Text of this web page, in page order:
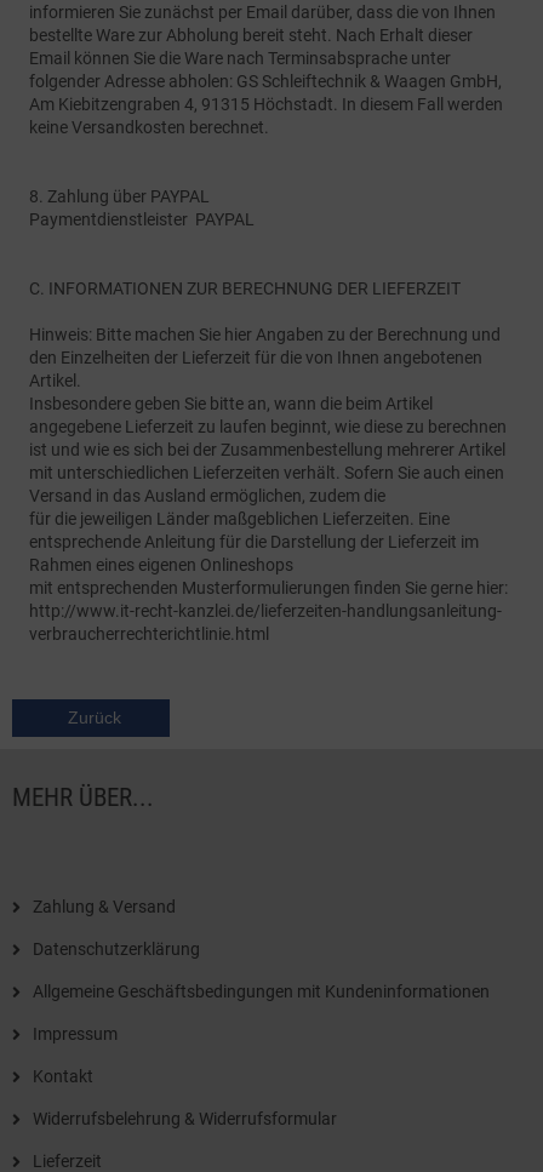
informieren Sie zunächst per Email darüber, dass die von Ihnen
bestellte Ware zur Abholung bereit steht. Nach Erhalt dieser
Email können Sie die Ware nach Terminsabsprache unter
folgender Adresse abholen: GS Schleiftechnik & Waagen GmbH,
Am Kiebitzengraben 4, 91315 Höchstadt. In diesem Fall werden
keine Versandkosten berechnet.
8. Zahlung über PAYPAL
Paymentdienstleister PAYPAL
C. INFORMATIONEN ZUR BERECHNUNG DER LIEFERZEIT
Hinweis: Bitte machen Sie hier Angaben zu der Berechnung und
den Einzelheiten der Lieferzeit für die von Ihnen angebotenen
Artikel.
Insbesondere geben Sie bitte an, wann die beim Artikel
angegebene Lieferzeit zu laufen beginnt, wie diese zu berechnen
ist und wie es sich bei der Zusammenbestellung mehrerer Artikel
mit unterschiedlichen Lieferzeiten verhält. Sofern Sie auch einen
Versand in das Ausland ermöglichen, zudem die
für die jeweiligen Länder maßgeblichen Lieferzeiten. Eine
entsprechende Anleitung für die Darstellung der Lieferzeit im
Rahmen eines eigenen Onlineshops
mit entsprechenden Musterformulierungen finden Sie gerne hier:
http://www.it-recht-kanzlei.de/lieferzeiten-handlungsanleitung-
verbraucherrechterichtlinie.html
Zurück
MEHR ÜBER...
Zahlung & Versand
Datenschutzerklärung
Allgemeine Geschäftsbedingungen mit Kundeninformationen
Impressum
Kontakt
Widerrufsbelehrung & Widerrufsformular
Lieferzeit